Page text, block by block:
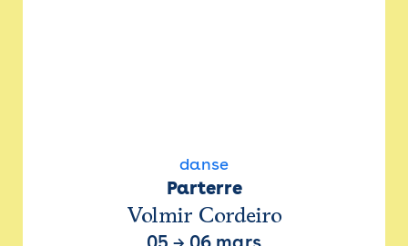
danse
Parterre
Volmir Cordeiro